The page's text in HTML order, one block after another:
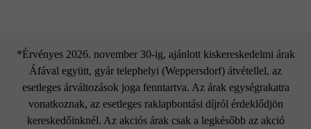
*Érvényes 2026. november 30-ig, ajánlott kiskereskedelmi árak
Áfával együtt, gyár telephelyi (Weppersdorf) átvétellel, az
esetleges árváltozások joga fenntartva. Az árak egységrakatra
vonatkoznak, az esetleges raklapbontási díjról érdeklődjön
kereskedőinknél. Az akciós árak csak a legkésőbb az akció